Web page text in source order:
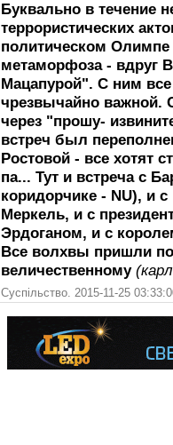
Буквально в течение
террористических
политическом Олимпе
метаморфоза - вдруг
Мацапурой". С ним все
чрезвычайно важной.
через "прошу-
встреч был
Ростовой - все хотят
па... Тут и встреча с
коридорчике - NU), и
Меркель, и с
Эрдоганом, и с
Все волхвы пришли
величественному
Суспільство. 2015-11-25